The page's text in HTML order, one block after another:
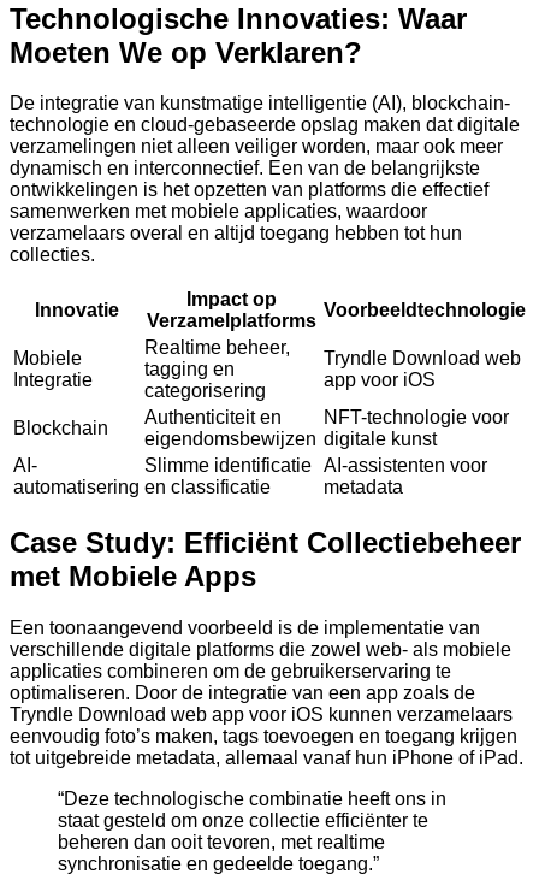
Technologische Innovaties: Waar
Moeten We op Verklaren?
De integratie van kunstmatige intelligentie (AI), blockchain-
technologie en cloud-gebaseerde opslag maken dat digitale
verzamelingen niet alleen veiliger worden, maar ook meer
dynamisch en interconnectief. Een van de belangrijkste
ontwikkelingen is het opzetten van platforms die effectief
samenwerken met mobiele applicaties, waardoor
verzamelaars overal en altijd toegang hebben tot hun
collecties.
Innovatie
Impact op
Verzamelplatforms
Voorbeeldtechnologie
Mobiele
Integratie
Realtime beheer,
tagging en
categorisering
Tryndle Download web
app voor iOS
Blockchain
Authenticiteit en
eigendomsbewijzen
NFT-technologie voor
digitale kunst
AI-
automatisering
Slimme identificatie
en classificatie
AI-assistenten voor
metadata
Case Study: Efficiënt Collectiebeheer
met Mobiele Apps
Een toonaangevend voorbeeld is de implementatie van
verschillende digitale platforms die zowel web- als mobiele
applicaties combineren om de gebruikerservaring te
optimaliseren. Door de integratie van een app zoals de
Tryndle Download web app voor iOS kunnen verzamelaars
eenvoudig foto’s maken, tags toevoegen en toegang krijgen
tot uitgebreide metadata, allemaal vanaf hun iPhone of iPad.
“Deze technologische combinatie heeft ons in
staat gesteld om onze collectie efficiënter te
beheren dan ooit tevoren, met realtime
synchronisatie en gedeelde toegang.”